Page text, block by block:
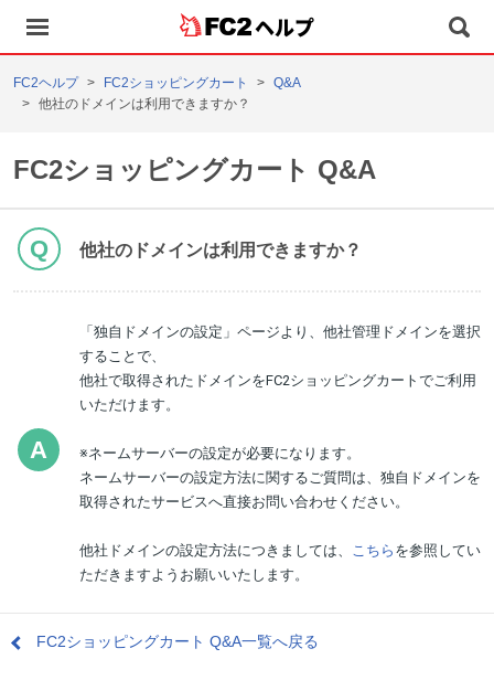
ヘルプ
FC2ヘルプ FC2ショッピングカート
Q&A
他社のドメインは利用できますか？
FC2ショッピングカート Q&A
他社のドメインは利用できますか？
「独自ドメインの設定」ページより、他社管理ドメインを選択
することで、
他社で取得されたドメインをFC2ショッピングカートでご利用
いただけます。
※ネームサーバーの設定が必要になります。
ネームサーバーの設定方法に関するご質問は、独自ドメインを
取得されたサービスへ直接お問い合わせください。
他社ドメインの設定方法につきましては、 こちら を参照してい
ただきますようお願いいたします。
FC2ショッピングカート Q&A一覧へ戻る